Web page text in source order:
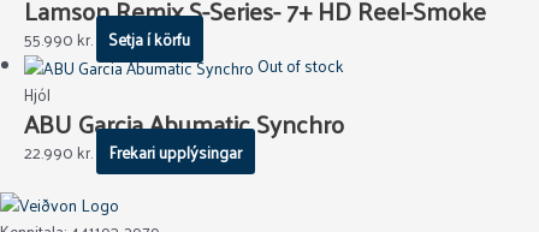
Lamson Remix S-Series- 7+ HD Reel-Smoke
55.990kr. Setja í körfu
Out of stock
Hjól
ABU Garcia Abumatic Synchro
22.990kr. Frekari upplýsingar